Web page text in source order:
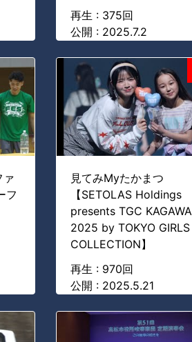
再生 : 375回
公開 : 2025.7.2
ァ
フ
見てみMyたかまつ
【SETOLAS Holdings
presents TGC KAGAWA
2025 by TOKYO GIRLS
COLLECTION】
再生 : 970回
公開 : 2025.5.21